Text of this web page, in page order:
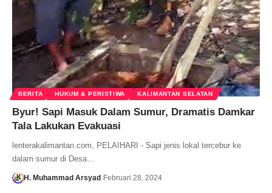
BERITA HUKUM & PERISTIWA KALIMANTAN SELATAN
Byur! Sapi Masuk Dalam Sumur, Dramatis Damkar
Tala Lakukan Evakuasi
lenterakalimantan.com, PELAIHARI - Sapi jenis lokal tercebur ke
dalam sumur di Desa…
H. Muhammad Arsyad Februari 28, 2024